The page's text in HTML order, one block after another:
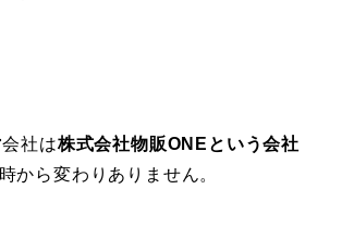
社は株式会社物販ONEという会社
から変わりありません。